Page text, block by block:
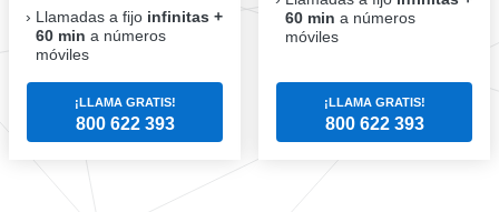
Llamadas a fijo infinitas +
60 min a números
móviles
¡LLAMA GRATIS!
800 622 393
60 min a números
móviles
¡LLAMA GRATIS!
800 622 393